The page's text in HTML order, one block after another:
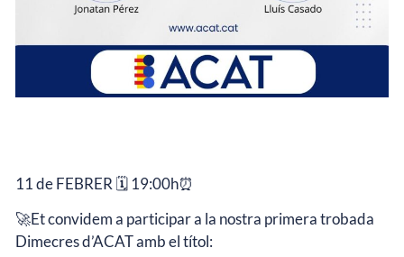
11 de FEBRER 🗓️ 19:00h⏰
🚀Et convidem a participar a la nostra primera trobada
Dimecres d’ACAT amb el títol: